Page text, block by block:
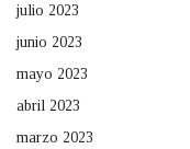
julio 2023
junio 2023
mayo 2023
abril 2023
marzo 2023